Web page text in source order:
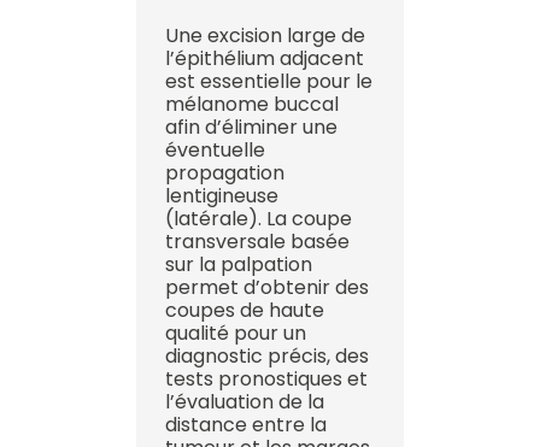
Une excision large de
l’épithélium adjacent
est essentielle pour le
mélanome buccal
afin d’éliminer une
éventuelle
propagation
lentigineuse
(latérale). La coupe
transversale basée
sur la palpation
permet d’obtenir des
coupes de haute
qualité pour un
diagnostic précis, des
tests pronostiques et
l’évaluation de la
distance entre la